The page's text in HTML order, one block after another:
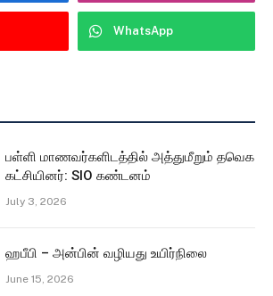
WhatsApp
பள்ளி மாணவர்களிடத்தில் அத்துமீறும் தவெக
கட்சியினர்: SIO கண்டனம்
July 3, 2026
ஹபீபி – அன்பின் வழியது உயிர்நிலை
June 15, 2026